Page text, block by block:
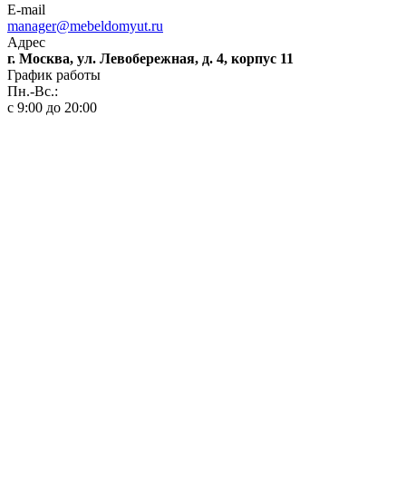
E-mail
manager@mebeldomyut.ru
Адрес
г. Москва, ул. Левобережная, д. 4, корпус 11
График работы
Пн.-Вс.:
с 9:00 до 20:00